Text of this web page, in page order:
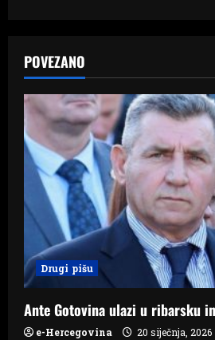
a
v
i
g
t
i
o
n
POVEZANO
Drugi pišu
Ante Gotovina ulazi u ribarsku
e-Hercegovina 20 siječnja, 2026